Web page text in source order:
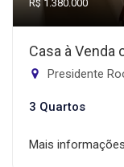
R$ 1.380.000
Casa à Venda
Presidente
3 Quartos
Mais informações